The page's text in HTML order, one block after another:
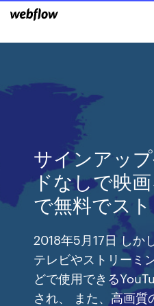
サインアッ
ドなしで映
で無料でス
2018年5月17日 しか
テレビやストリーミ
どで使用できる
され、 また、高画